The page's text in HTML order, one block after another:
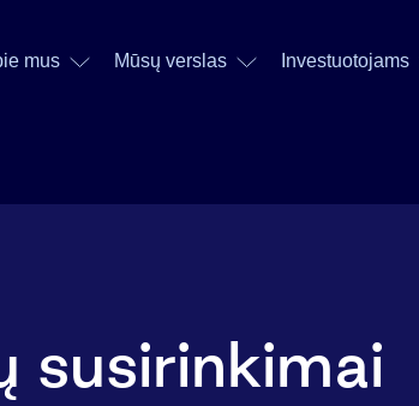
mus Mūsų verslas Investuotojams
susirinkimai